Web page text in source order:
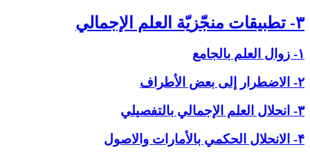
۳- تطبيقات منجّزيّة العلم الإجمالي‏
۱- زوال العلم بالجامع
۲- الاضطرار إلى بعض الأطراف
۳- انحلال العلم الإجمالي بالتفصيلي
۴- الانحلال الحكمي بالأمارات والاصول